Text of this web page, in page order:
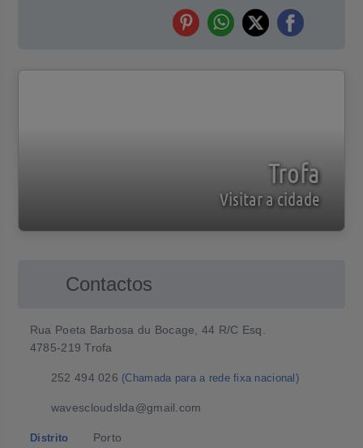
Trofa
Visitar a cidade
Contactos
Rua Poeta Barbosa du Bocage, 44 R/C Esq.
4785-219 Trofa
252 494 026 (Chamada para a rede fixa nacional)
wavescloudslda@gmail.com
Distrito Porto